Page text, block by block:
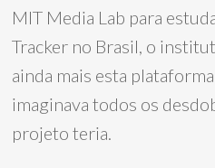
MIT Media Lab para
Tracker no Brasil, o
ainda mais esta
imaginava todos os
projeto teria.